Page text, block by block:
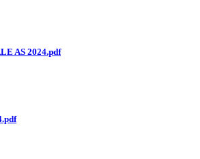
AS 2024.pdf